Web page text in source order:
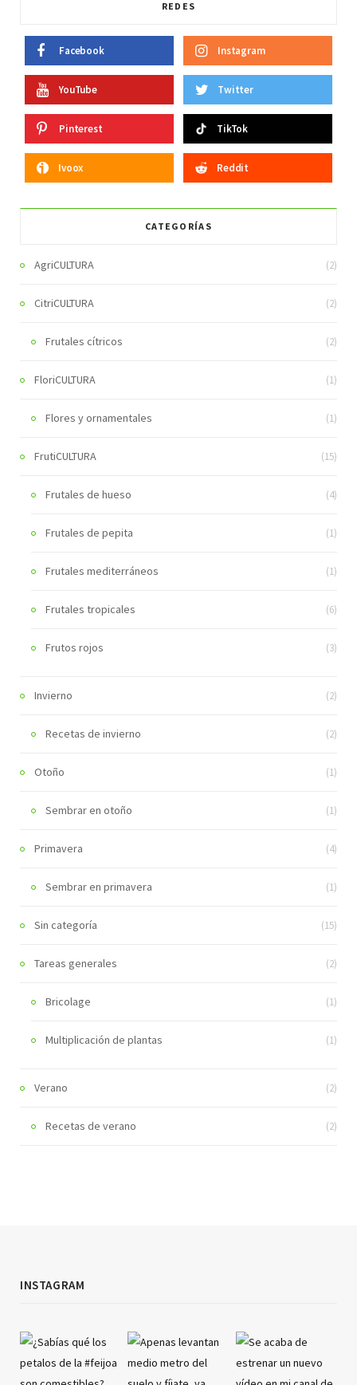
REDES
Facebook Instagram
YouTube Twitter
Pinterest TikTok
Ivoox Reddit
CATEGORÍAS
AgriCULTURA (2)
CitriCULTURA (2)
Frutales cítricos (2)
FloriCULTURA (1)
Flores y ornamentales (1)
FrutiCULTURA (15)
Frutales de hueso (4)
Frutales de pepita (1)
Frutales mediterráneos (1)
Frutales tropicales (6)
Frutos rojos (3)
Invierno (2)
Recetas de invierno (2)
Otoño (1)
Sembrar en otoño (1)
Primavera (4)
Sembrar en primavera (1)
Sin categoría (15)
Tareas generales (2)
Bricolage (1)
Multiplicación de plantas (1)
Verano (2)
Recetas de verano (2)
INSTAGRAM